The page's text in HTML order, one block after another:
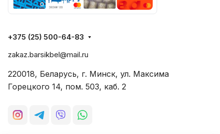
+375 (25) 500-64-83
zakaz.barsikbel@mail.ru
220018, Беларусь, г. Минск, ул. Максима
Горецкого 14, пом. 503, каб. 2